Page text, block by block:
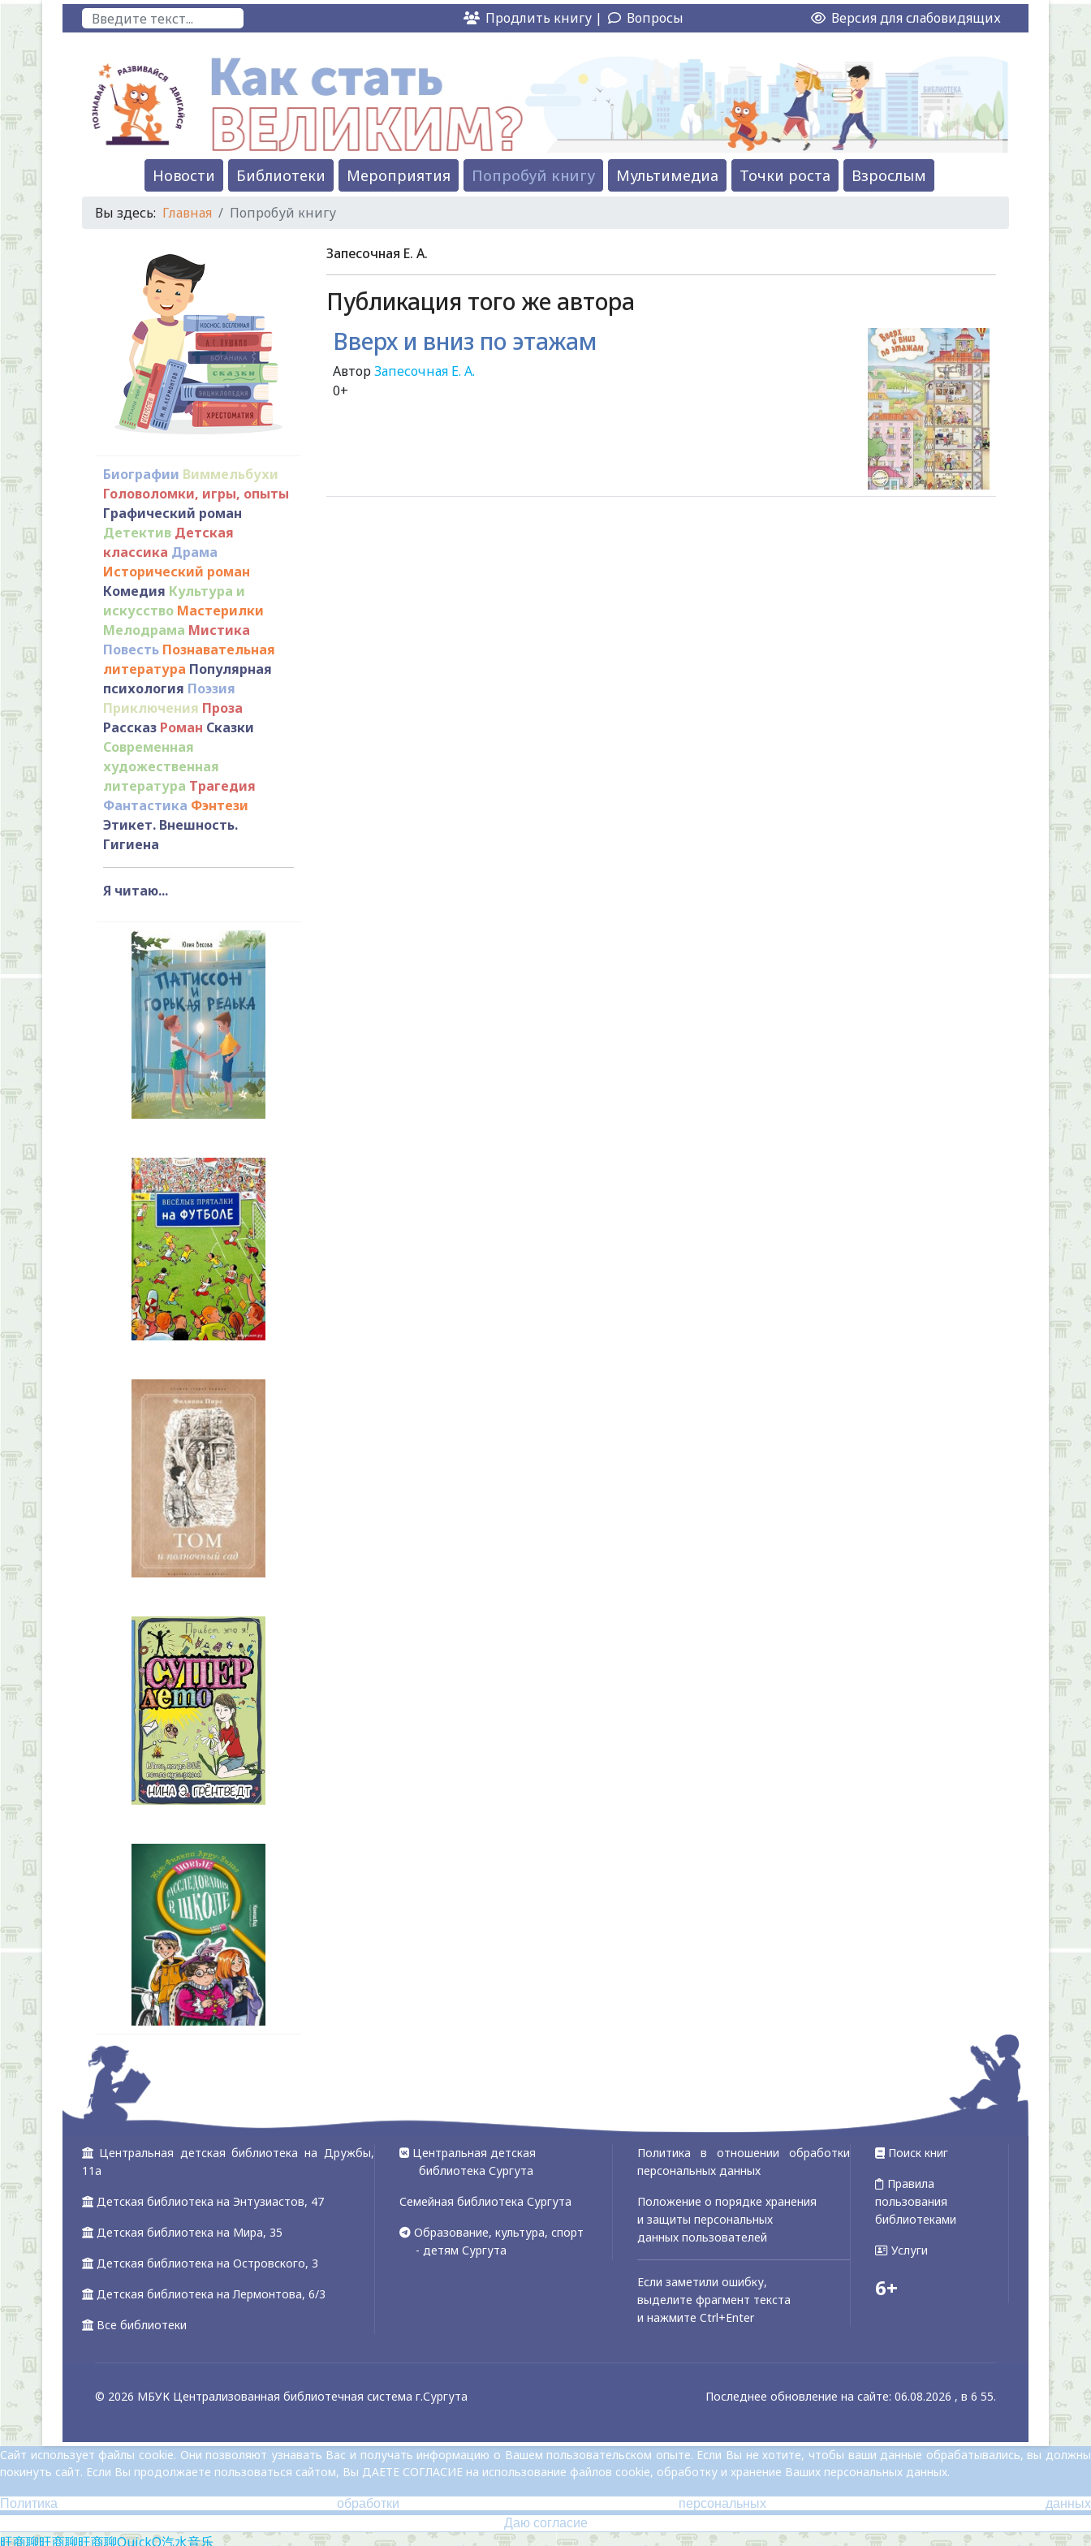
Поиск Продлить книгу | Вопросы Версия для слабовидящих
Новости Библиотеки Мероприятия Попробуй книгу Мультимедиа Точки роста Взрослым
Вы здесь: Главная Попробуй книгу
Биографии Виммельбухи
Головоломки, игры, опыты
Графический роман
Детектив Детская
классика Драма
Исторический роман
Комедия Культура и
искусство Мастерилки
Мелодрама Мистика
Повесть Познавательная
литература Популярная
психология Поэзия
Приключения Проза
Рассказ Роман Сказки
Современная
художественная
литература Трагедия
Фантастика Фэнтези
Этикет. Внешность.
Гигиена
Я читаю...
Запесочная Е. А.
Публикация того же автора
Вверх и вниз по этажам
АвторЗапесочная Е. А.
0+
Центральная детская библиотека на Дружбы,
11а
Детская библиотека на Энтузиастов, 47
Детская библиотека на Мира, 35
Детская библиотека на Островского, 3
Детская библиотека на Лермонтова, 6/3
Все библиотеки
Центральная детская
библиотека Сургута
Семейная библиотека Сургута
Образование, культура, спорт
- детям Сургута
Политика в отношении обработки
персональных данных
Положение о порядке хранения
и защиты персональных
данных пользователей
Если заметили ошибку,
выделите фрагмент текста
и нажмите Ctrl+Enter
Поиск книг
Правила
пользования
библиотеками
Услуги
6+
© 2026 МБУК Централизованная библиотечная система г.Сургута Последнее обновление на сайте: 06.08.2026 , в 6 55.
Сайт использует файлы cookie. Они позволяют узнавать Вас и получать информацию о Вашем пользовательском опыте. Если Вы не хотите, чтобы ваши данные обрабатывались, вы должны
покинуть сайт. Если Вы продолжаете пользоваться сайтом, Вы ДАЕТЕ СОГЛАСИЕ на использование файлов cookie, обработку и хранение Ваших персональных данных.
Политика обработки персональных данных
Даю согласие
旺商聊旺商聊旺商聊QuickQ汽水音乐